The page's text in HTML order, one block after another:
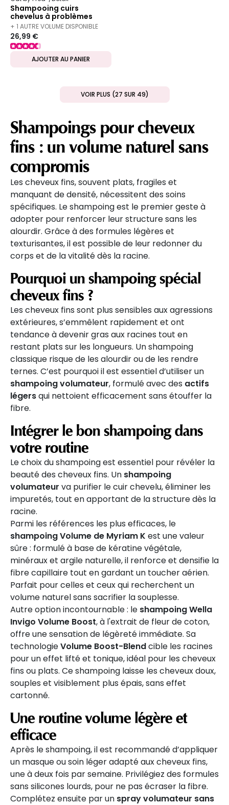
Shampooing cuirs
chevelus à problèmes
Vegan Detox 290ml
+ 1 AUTRE VOLUME DISPONIBLE
26,99 €
AJOUTER AU PANIER
VOIR PLUS (27 SUR 49)
Shampoings pour cheveux
fins : un volume naturel sans
compromis
Les cheveux fins, souvent plats, fragiles et
manquant de densité, nécessitent des soins
spécifiques. Le shampoing est le premier geste à
adopter pour renforcer leur structure sans les
alourdir. Grâce à des formules légères et
texturisantes, il est possible de leur redonner du
corps et de la vitalité dès la racine.
Pourquoi un shampoing spécial
cheveux fins ?
Les cheveux fins sont plus sensibles aux agressions
extérieures, s’emmêlent rapidement et ont
tendance à devenir gras aux racines tout en
restant plats sur les longueurs. Un shampoing
classique risque de les alourdir ou de les rendre
ternes. C’est pourquoi il est essentiel d’utiliser un
shampoing volumateur, formulé avec des actifs
légersqui nettoient efficacement sans étouffer la
fibre.
Intégrer le bon shampoing dans
votre routine
Le choix du shampoing est essentiel pour révéler la
beauté des cheveux fins. Un shampoing
volumateur va purifier le cuir chevelu, éliminer les
impuretés, tout en apportant de la structure dès la
racine.
Parmi les références les plus efficaces, le
shampoing Volume de Myriam K est une valeur
sûre : formulé à base de kératine végétale,
minéraux et argile naturelle, il renforce et densifie la
fibre capillaire tout en gardant un toucher aérien.
Parfait pour celles et ceux qui recherchent un
volume naturel sans sacrifier la souplesse.
Autre option incontournable : le shampoing Wella
Invigo Volume Boost, à l'extrait de fleur de coton,
offre une sensation de légèreté immédiate. Sa
technologieVolume Boost-Blendcible les racines
pour un effet lifté et tonique, idéal pour les cheveux
fins ou plats. Ce shampoing laisse les cheveux doux,
souples et visiblement plus épais, sans effet
cartonné.
Une routine volume légère et
efficace
Après le shampoing, il est recommandé d’appliquer
un masque ou soin léger adapté aux cheveux fins,
une à deux fois par semaine. Privilégiez des formules
sans silicones lourds, pour ne pas écraser la fibre.
Complétez ensuite par un spray volumateur sans